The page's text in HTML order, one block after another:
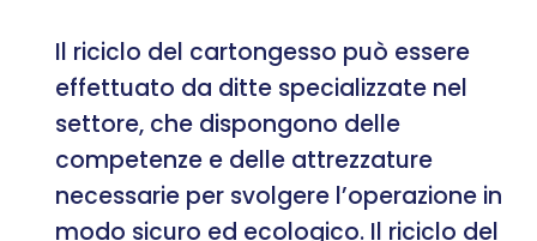
Il riciclo del cartongesso può essere
effettuato da ditte specializzate nel
settore, che dispongono delle
competenze e delle attrezzature
necessarie per svolgere l’operazione in
modo sicuro ed ecologico. Il riciclo del